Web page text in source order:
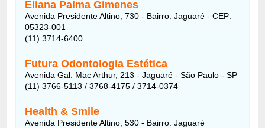
Eliana Palma Gimenes
Avenida Presidente Altino, 730 - Bairro: Jaguaré - CEP:
05323-001
(11) 3714-6400
Futura Odontologia Estética
Avenida Gal. Mac Arthur, 213 - Jaguaré - São Paulo - SP
(11) 3766-5113 / 3768-4175 / 3714-0374
Health & Smile
Avenida Presidente Altino, 530 - Bairro: Jaguaré